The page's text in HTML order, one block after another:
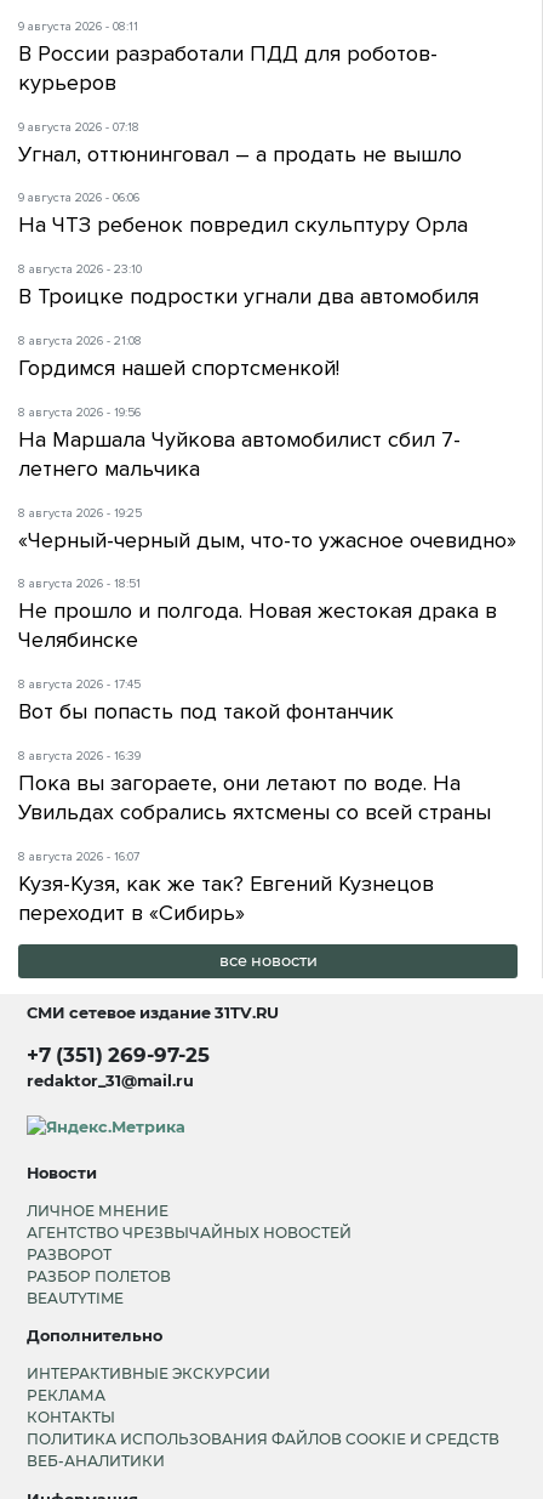
9 августа 2026 - 08:11
В России разработали ПДД для роботов-
курьеров
9 августа 2026 - 07:18
Угнал, оттюнинговал – а продать не вышло
9 августа 2026 - 06:06
На ЧТЗ ребенок повредил скульптуру Орла
8 августа 2026 - 23:10
В Троицке подростки угнали два автомобиля
8 августа 2026 - 21:08
Гордимся нашей спортсменкой!
8 августа 2026 - 19:56
На Маршала Чуйкова автомобилист сбил 7-
летнего мальчика
8 августа 2026 - 19:25
«Черный-черный дым, что-то ужасное очевидно»
8 августа 2026 - 18:51
Не прошло и полгода. Новая жестокая драка в
Челябинске
8 августа 2026 - 17:45
Вот бы попасть под такой фонтанчик
8 августа 2026 - 16:39
Пока вы загораете, они летают по воде. На
Увильдах собрались яхтсмены со всей страны
8 августа 2026 - 16:07
Кузя-Кузя, как же так? Евгений Кузнецов
переходит в «Сибирь»
все новости
СМИ сетевое издание31TV.RU
+7 (351) 269-97-25
redaktor_31@mail.ru
Новости
ЛИЧНОЕ МНЕНИЕ
АГЕНТСТВО ЧРЕЗВЫЧАЙНЫХ НОВОСТЕЙ
РАЗВОРОТ
РАЗБОР ПОЛЕТОВ
BEAUTYTIME
Дополнительно
ИНТЕРАКТИВНЫЕ ЭКСКУРСИИ
РЕКЛАМА
КОНТАКТЫ
ПОЛИТИКА ИСПОЛЬЗОВАНИЯ ФАЙЛОВ COOKIE И СРЕДСТВ
ВЕБ-АНАЛИТИКИ